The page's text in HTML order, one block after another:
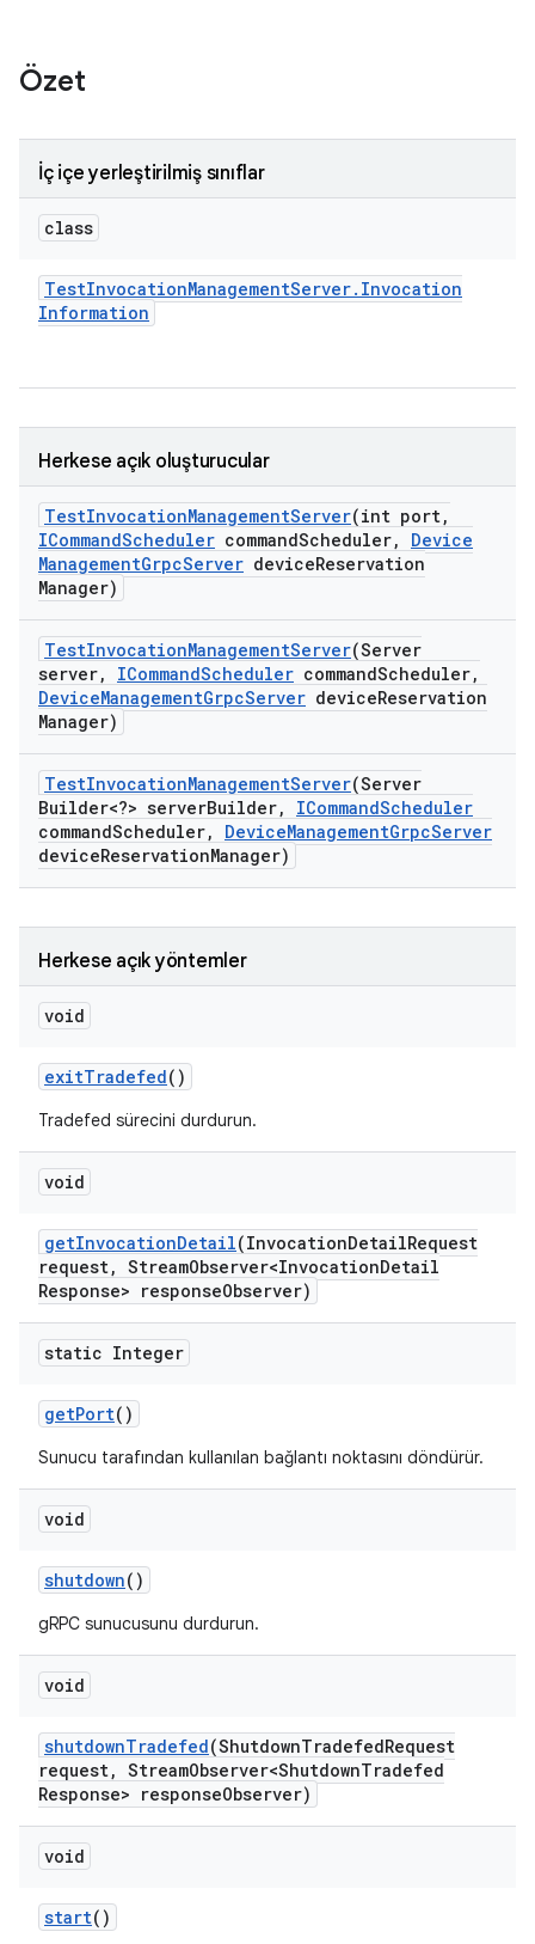
Özet
İç içe yerleştirilmiş sınıflar
class
TestInvocationManagementServer. Invocation
Information
Herkese açık oluşturucular
TestInvocationManagementServer(int port,
ICommandScheduler commandScheduler,
Device
ManagementGrpcServer deviceReservation
Manager)
TestInvocationManagementServer(Server
server, ICommandScheduler commandScheduler,
DeviceManagementGrpcServer deviceReservation
Manager)
TestInvocationManagementServer(Server
Builder<?> serverBuilder, ICommandScheduler
commandScheduler, DeviceManagementGrpcServer
deviceReservationManager)
Herkese açık yöntemler
void
exitTradefed()
Tradefed sürecini durdurun.
void
getInvocationDetail(InvocationDetailRequest
request, StreamObserver<InvocationDetail
Response> responseObserver)
static Integer
getPort()
Sunucu tarafından kullanılan bağlantı noktasını döndürür.
void
shutdown()
gRPC sunucusunu durdurun.
void
shutdownTradefed(ShutdownTradefedRequest
request, StreamObserver<ShutdownTradefed
Response> responseObserver)
void
start()